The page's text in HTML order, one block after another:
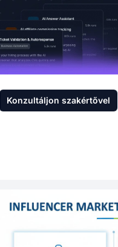
Konzultáljon szakértővel